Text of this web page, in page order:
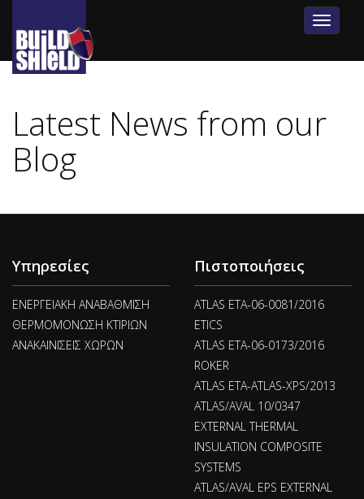
Toggle
Latest News from our
Blog
Υπηρεσίες
ΕΝΕΡΓΕΙΑΚΗ ΑΝΑΒΑΘΜΙΣΗ
ΘΕΡΜΟΜΟΝΩΣΗ ΚΤΙΡΙΩΝ
ΑΝΑΚΑΙΝΙΣΕΙΣ ΧΩΡΩΝ
Πιστοποιήσεις
ATLAS ETA-06-0081/2016
ETICS
ATLAS ETA-06-0173/2016
ROKER
ATLAS ETA-ATLAS-XPS/2013
ATLAS/AVAL 10/0347
EXTERNAL THERMAL
INSULATION COMPOSITE
SYSTEMS
ATLAS/AVAL EPS EXTERNAL